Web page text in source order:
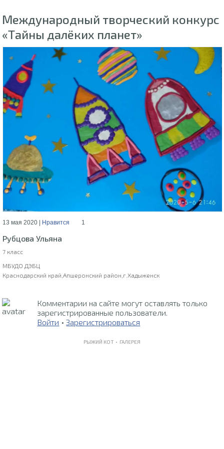
Международный творческий конкурс
«Тайны далёких планет»
13 мая 2020 | Нравится 1
Рубцова Ульяна
7 класс
МБУДО ДЭБЦ
Краснодарский край,Апшеронский район,г.Хадыженск
Комментарии на сайте могут оставлять только
зарегистрированные пользователи.
Войти •Зарегистрироваться
РЫЖИЙ КОТ • ГАЛЕРЕЯ